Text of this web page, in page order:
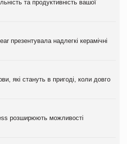
та продуктивність вашої
презентувала надлегкі керамічні
які стануть в пригоді, коли довго
розширюють можливості